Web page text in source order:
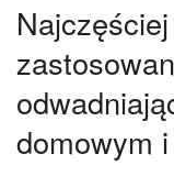
domowym